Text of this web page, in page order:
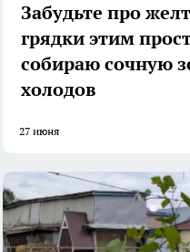
Забудьте про
грядки этим
собираю сочную
холодов
27 июня